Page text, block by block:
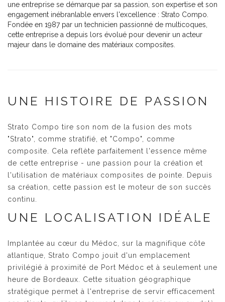
une entreprise se démarque par sa passion, son expertise et son
engagement inébranlable envers l'excellence : Strato Compo
Fondée en 1987 par un technicien passionné de multicoques,
cette entreprise a depuis lors évolué pour devenir un acteur
majeur dans le domaine des matériaux composites.
UNE HISTOIRE DE PASSION
Strato Compo tire son nom de la fusion des mots
"Strato", comme stratifié, et "Compo", comme
composite. Cela reflète parfaitement l'essence même
de cette entreprise - une passion pour la création et
l'utilisation de matériaux composites de pointe. Depuis
sa création, cette passion est le moteur de son succès
continu.
UNE LOCALISATION IDÉALE
Implantée au cœur du Médoc, sur la magnifique côte
atlantique, Strato Compo jouit d'un emplacement
privilégié à proximité de Port Médoc et à seulement une
heure de Bordeaux. Cette situation géographique
stratégique permet à l'entreprise de servir efficacement